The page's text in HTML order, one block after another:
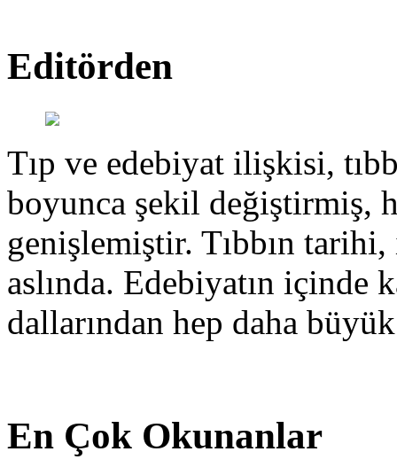
Editörden
Tıp ve edebiyat ilişkisi,
boyunca şekil değiştirmiş,
genişlemiştir. Tıbbın
aslında. Edebiyatın içinde
dallarından hep daha
En Çok Okunanlar